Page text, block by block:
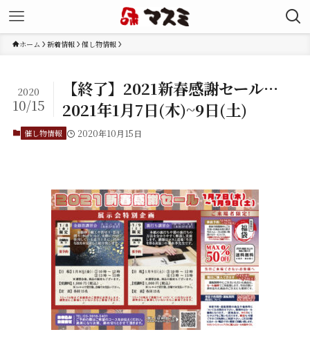
ホーム 新着情報 催し物情報
【終了】2021新春感謝セール…
2021年1月7日(木)~9日(土)
2020
10/15
催し物情報 2020年10月15日